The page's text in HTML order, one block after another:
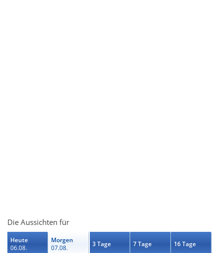
Die Aussichten für
Heute
06.08.
Morgen
07.08.
3 Tage 7 Tage 16 Tage